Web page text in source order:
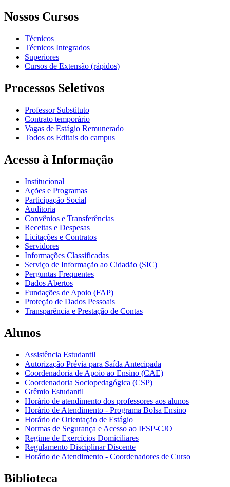
Nossos Cursos
Técnicos
Técnicos Integrados
Superiores
Cursos de Extensão (rápidos)
Processos Seletivos
Professor Substituto
Contrato temporário
Vagas de Estágio Remunerado
Todos os Editais do campus
Acesso à Informação
Institucional
Ações e Programas
Participação Social
Auditoria
Convênios e Transferências
Receitas e Despesas
Licitações e Contratos
Servidores
Informações Classificadas
Serviço de Informação ao Cidadão (SIC)
Perguntas Frequentes
Dados Abertos
Fundações de Apoio (FAP)
Proteção de Dados Pessoais
Transparência e Prestação de Contas
Alunos
Assistência Estudantil
Autorização Prévia para Saída Antecipada
Coordenadoria de Apoio ao Ensino (CAE)
Coordenadoria Sociopedagógica (CSP)
Grêmio Estudantil
Horário de atendimento dos professores aos alunos
Horário de Atendimento - Programa Bolsa Ensino
Horário de Orientação de Estágio
Normas de Segurança e Acesso ao IFSP-CJO
Regime de Exercícios Domiciliares
Regulamento Disciplinar Discente
Horário de Atendimento - Coordenadores de Curso
Biblioteca